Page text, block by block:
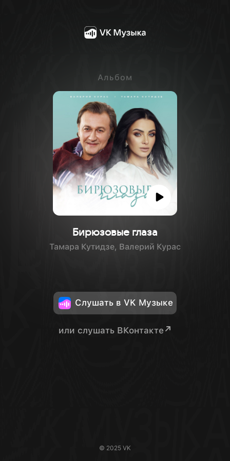
Альбом
Бирюзовые глаза
Тамара Кутидзе, Валерий Курас
Слушать в VK Музыке
или слушать ВКонтакте
© 2025 VK